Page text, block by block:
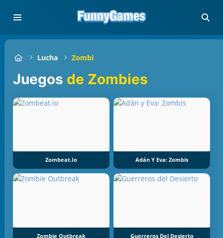
Lucha Zombi
Juegos de Zombies
Zombeat.io Adán Y Eva: Zombis
Zombie Outbreak Guerreros Del Desierto